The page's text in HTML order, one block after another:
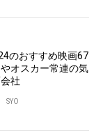
のおすすめ映画67
オスカー常連の気
社
SYO